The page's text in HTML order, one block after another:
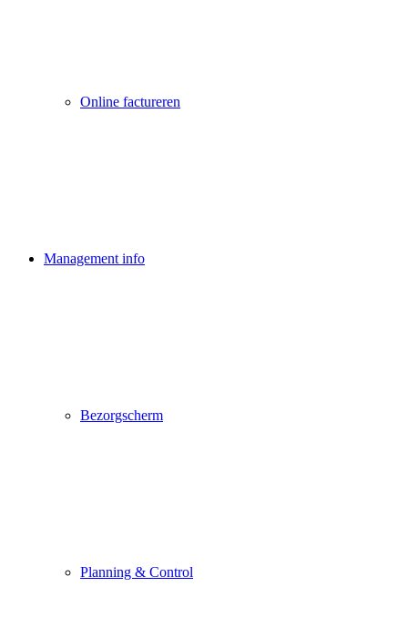
Online factureren
Management info
Bezorgscherm
Planning & Control